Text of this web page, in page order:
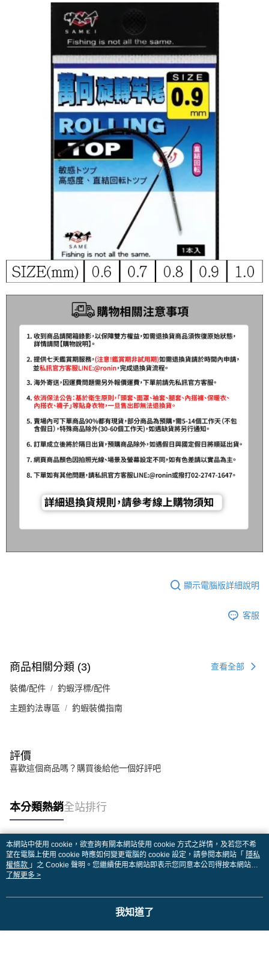
2.基於同意付款使用「大哥付你分期」之契約關係目的，商店將以您的個人
資料（包含姓名、電話或地址）提供予台灣大哥大進項蒐集、處理及利用，
由本公司與您本人進行分期帳單所需資料之確認、核對及更正。
3.完整用戶服務條款，請詳閱以下連結：https://oppay.tw/userRule
後付繳納相關費用。
※ 交易是否成功請以「AFTEE先享後付 」之結帳頁面顯示為準，若有關於
是否繳費成功／繳費後需取消欲退款等相關疑問，請聯繫「AFTEE先享後付
https://netprotections.freshdesk.com/support/home
【注意事項】
１．透過由恩沛科技股份有限公司提供之「AFTEE先享後付」服務完成之交
易，需依本服務之必要範圍內提供個人資料，並將交易相關給付款項請求債
權轉讓予恩沛科技股份有限公司。
２．關於個人資料處理事宜，請瀏覽以下網址：
https://aftee.tw/terms/#terms3
３．未成年的使用者請事先徵得法定代理人或監護人之同意方可使用
「AFTEE先享後付」，若未經同意申辦者引起之損失，本公司不負相關責
４．使用「AFTEE先享後付」時，將依據個別帳號之用戶狀況，依本公司即
時審查核予不同之上限額度；若仍有額度不足之情形，本公司將視審查結果
請求用戶進行身份認證。
５．嚴禁一人註冊多個帳號或使用他人資訊註冊。若發現惡意使用之情形，
恩沛科技股份有限公司將有權停止該用戶之使用額度並採取法律行動。
每筆NT$60，滿NT$1,200(含以上)免運費
付款後7-11取貨
每筆NT$60，滿NT$1,200(含以上)免運費
一般宅配（門市自取請勿下單，請聯繫客服）
每筆NT$100，滿NT$2,000(含以上)免運費
離島一般宅配
每筆NT$200，滿NT$2,000(含以上)免運費
貨到付款（門市自取請勿下單，請聯繫客服）
每筆NT$200，滿NT$3,000(含以上)免運費
國家/地區配送(**下單前請私訊客服確認實際運費(運費另
顯示電腦版詳細說明
客服
商品相關分類 (3) 查看全部
裝備/配件 釣蝦浮標/配件
主題釣法專區 釣蝦裝備指南
評價
喜歡這個商品嗎？購買後給他一個好評吧
本分類熱銷全站排行
熱門標籤
本網站中使用 cookie，欲查詢有關本網站使用 cookie 方式之詳情，及若您不希
望在電腦上使用 cookie 時應如何變更電腦的 cookie 設定，請參閱本網站「 隱私
權條款 」之 Cookie 聲明。您繼續使用本網站即表示您同意本公司得按本網站使
用條款之 Cookie 聲明使用 cookie。
了解更多 >
我知道了